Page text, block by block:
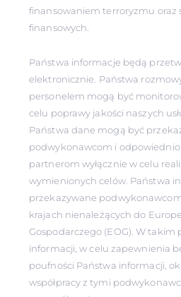
finansowaniem terroryzmu oraz
finansowych.
Państwa informacje będą
elektronicznie. Państwa
personelem mogą być
celu poprawy jakości naszych
Państwa dane mogą być
podwykonawcom i
partnerom wyłącznie w celu
wymienionych celów. Państwa
przekazywane
krajach nienależących do
Gospodarczego (EOG). W
informacji, w celu zapewnienia
poufności Państwa informacji,
współpracy z tymi